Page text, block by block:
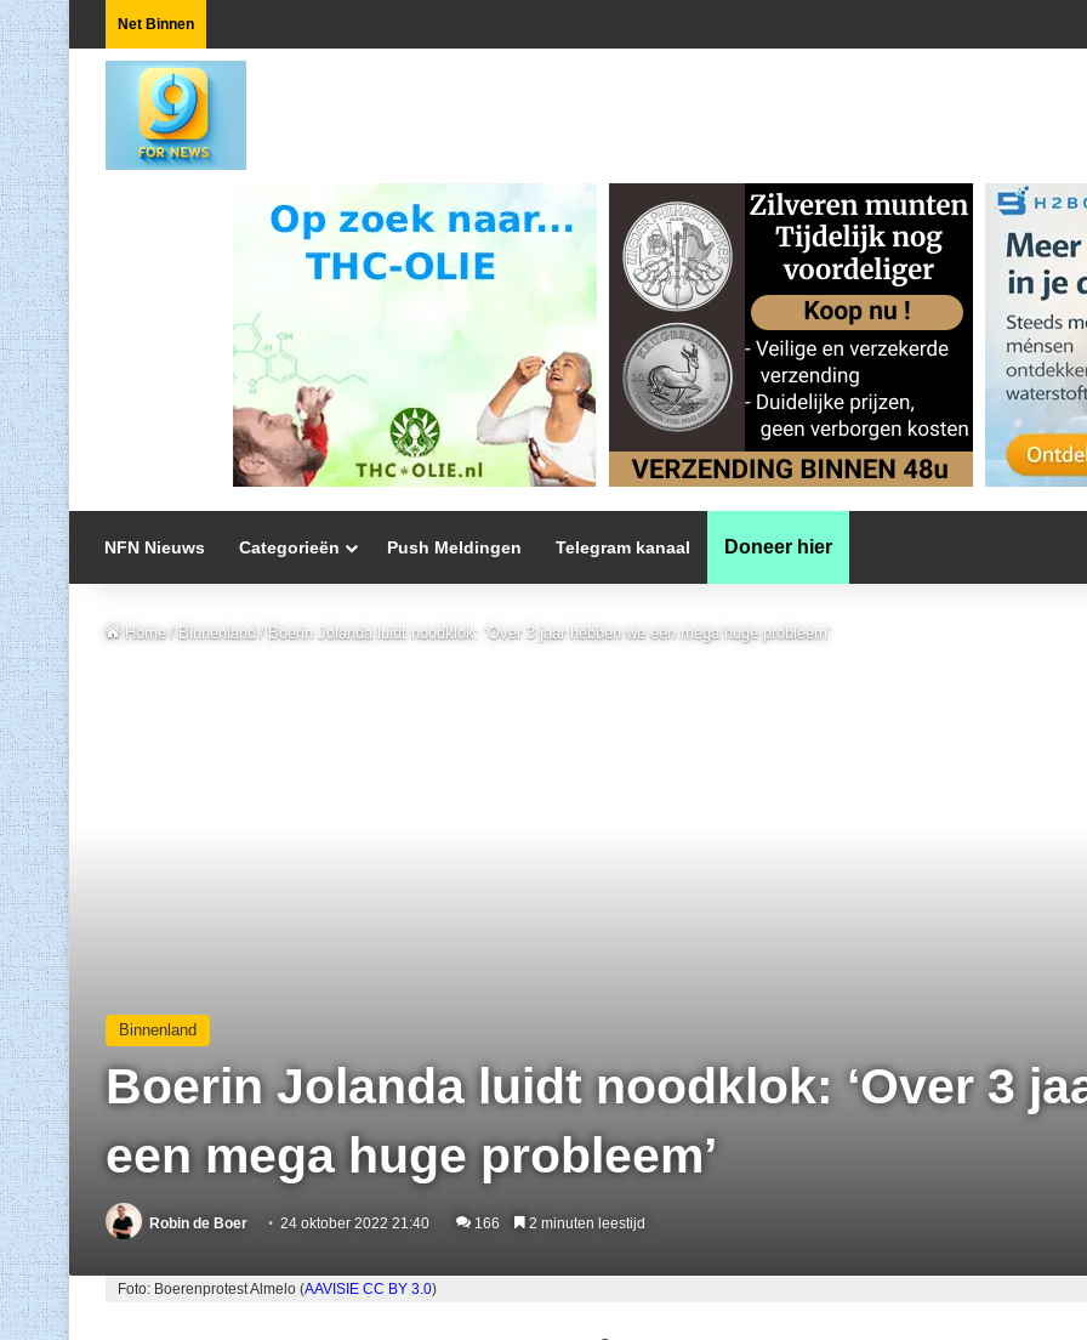
Net Binnen
NFN Nieuws Categorieën Push Meldingen Telegram kanaal Doneer hier
Home / Binnenland / Boerin Jolanda luidt noodklok: ‘Over 3 jaar hebben we een mega huge probleem’
Binnenland
Boerin Jolanda luidt noodklok: ‘Over 3
een mega huge probleem’
Robin de Boer 24 oktober 2022 21:40 166 2 minuten leestijd
Foto: Boerenprotest Almelo (AAVISIE CC BY 3.0)